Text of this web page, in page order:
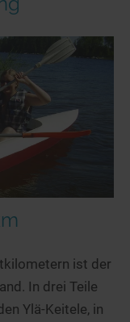
ist der
In drei Teile
Ylä-Keitele, in